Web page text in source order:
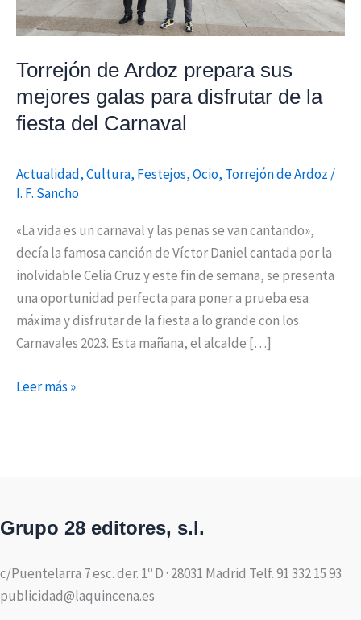
Torrejón de Ardoz prepara sus
mejores galas para disfrutar de la
fiesta del Carnaval
Actualidad,Cultura, Festejos,Ocio, Torrejón de Ardoz /
I. F. Sancho
«La vida es un carnaval y las penas se van cantando»,
decía la famosa canción de Víctor Daniel cantada por la
inolvidable Celia Cruz y este fin de semana, se presenta
una oportunidad perfecta para poner a prueba esa
máxima y disfrutar de la fiesta a lo grande con los
Carnavales 2023. Esta mañana, el alcalde […]
disfrutar
de
la
fiesta
del
Carnaval
Leer más »
Grupo 28 editores, s.l.
c/Puentelarra 7 esc. der. 1º D · 28031 Madrid Telf. 91 332 15 93
publicidad@laquincena.es